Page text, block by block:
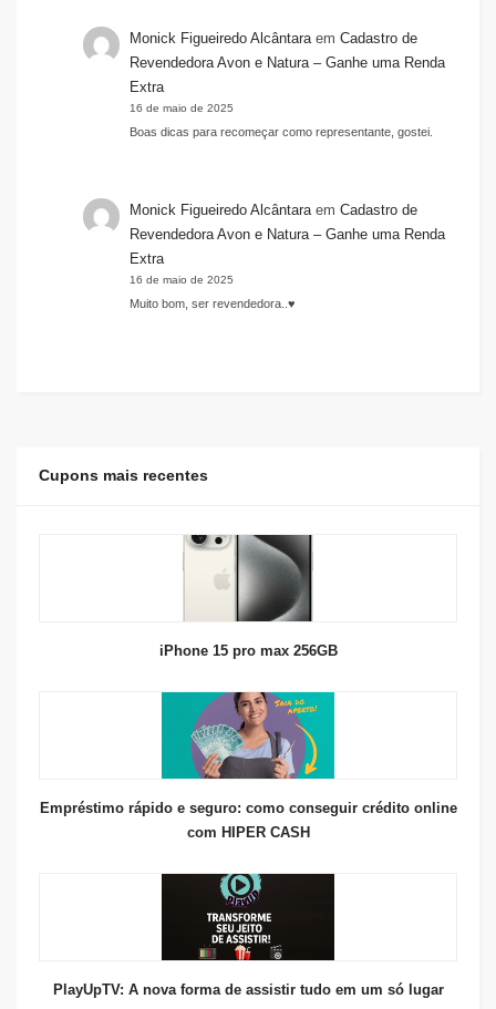
Monick Figueiredo AlcântaraemCadastro de
Revendedora Avon e Natura – Ganhe uma Renda
Extra
16 de maio de 2025
Boas dicas para recomeçar como representante, gostei.
Monick Figueiredo AlcântaraemCadastro de
Revendedora Avon e Natura – Ganhe uma Renda
Extra
16 de maio de 2025
Muito bom, ser revendedora..♥️
Cupons mais recentes
iPhone 15 pro max 256GB
Empréstimo rápido e seguro: como conseguir crédito online
com HIPER CASH
PlayUpTV: A nova forma de assistir tudo em um só lugar